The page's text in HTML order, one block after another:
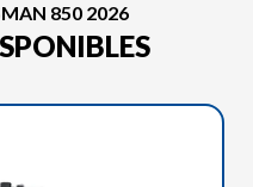
850 2026